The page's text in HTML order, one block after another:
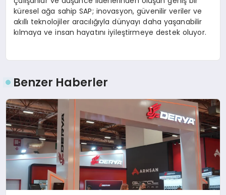
küresel ağa sahip SAP; inovasyon, güvenilir veriler ve
akıllı teknolojiler aracılığıyla dünyayı daha yaşanabilir
kılmaya ve insan hayatını iyileştirmeye destek oluyor.
Benzer Haberler